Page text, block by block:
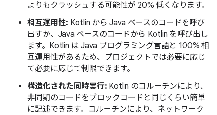
よりもクラッシュする可能性が 20% 低くなります。
相互運用性: Kotlin から Java ベースのコードを呼び
出すか、Java ベースのコードから Kotlin を呼び出し
ます。Kotlin は Java プログラミング言語と 100% 相
互運用性があるため、プロジェクトでは必要に応じ
て必要に応じて制限できます。
構造化された同時実行: Kotlin のコルーチンにより、
非同期のコードをブロックコードと同じくらい簡単
に記述できます。コルーチンにより、ネットワーク